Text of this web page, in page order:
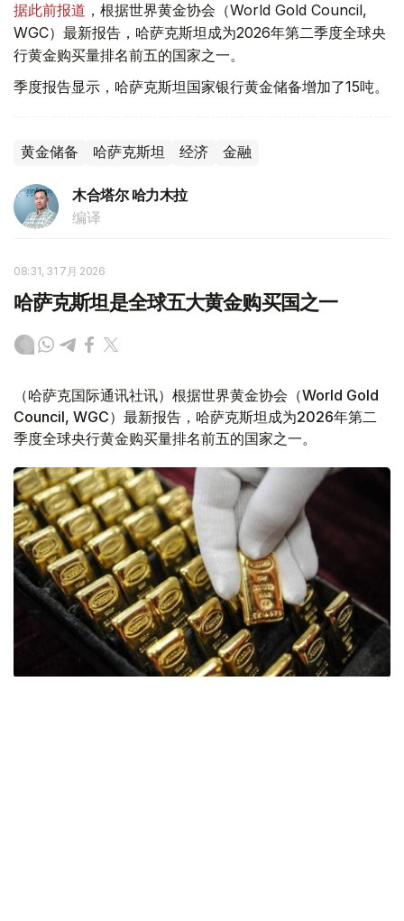
据此前报道 ，根据世界黄金协会（World Gold Council,
WGC）最新报告，哈萨克斯坦成为2026年第二季度全球央
行黄金购买量排名前五的国家之一。
季度报告显示，哈萨克斯坦国家银行黄金储备增加了15吨。
黄金储备 哈萨克斯坦 经济 金融
木合塔尔 哈力木拉
编译
08:31, 31 7月 2026
哈萨克斯坦是全球五大黄金购买国之一
（哈萨克国际通讯社讯）根据世界黄金协会（World Gold
Council, WGC）最新报告，哈萨克斯坦成为2026年第二
季度全球央行黄金购买量排名前五的国家之一。